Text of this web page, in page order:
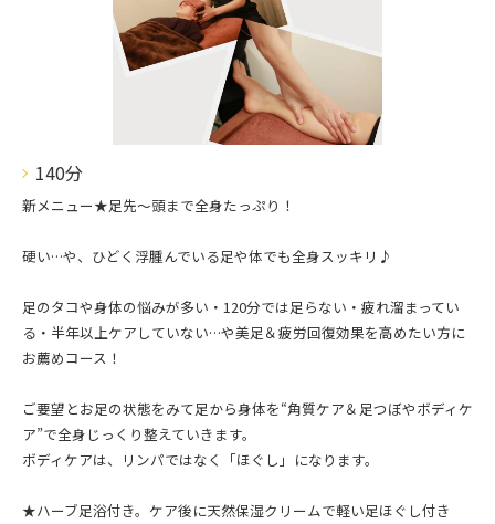
140分
新メニュー★足先〜頭まで全身たっぷり！
硬い…や、ひどく浮腫んでいる足や体でも全身スッキリ♪
足のタコや身体の悩みが多い・120分では足らない・疲れ溜まってい
る・半年以上ケアしていない…や美足＆疲労回復効果を高めたい方に
お薦めコース！
ご要望とお足の状態をみて足から身体を“角質ケア＆足つぼやボディケ
ア”で全身じっくり整えていきます。
ボディケアは、リンパではなく「ほぐし」になります。
★ハーブ足浴付き。ケア後に天然保湿クリームで軽い足ほぐし付き